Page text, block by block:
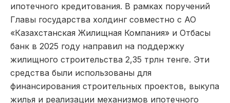
ипотечного кредитования. В рамках поручений
Главы государства холдинг совместно с АО
«Казахстанская Жилищная Компания» и Отбасы
банк в 2025 году направил на поддержку
жилищного строительства 2,35 трлн тенге. Эти
средства были использованы для
финансирования строительных проектов, выкупа
жилья и реализации механизмов ипотечного